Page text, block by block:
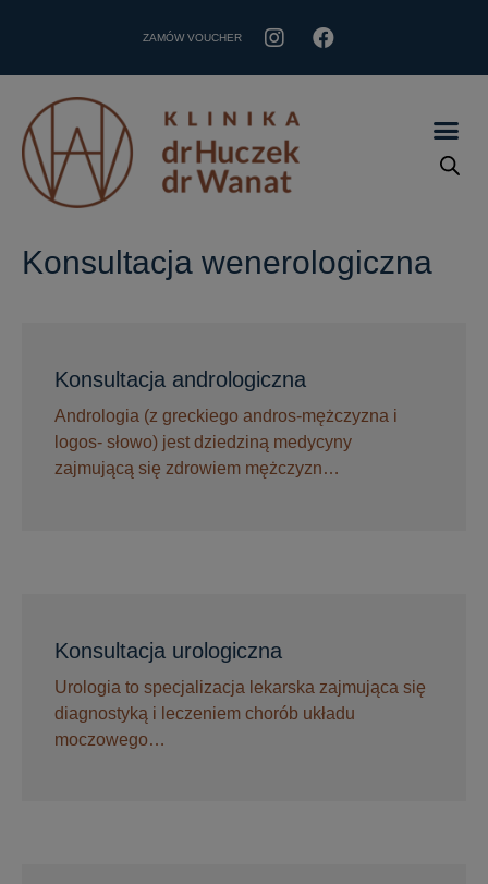
ZAMÓW VOUCHER
Konsultacja wenerologiczna
Konsultacja andrologiczna
Andrologia (z greckiego andros-mężczyzna i
logos- słowo) jest dziedziną medycyny
zajmującą się zdrowiem mężczyzn…
Konsultacja urologiczna
Urologia to specjalizacja lekarska zajmująca się
diagnostyką i leczeniem chorób układu
moczowego…